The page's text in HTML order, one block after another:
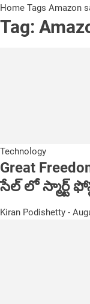
Home Tags Amazon
Tag:
Technology
Great
సేల్ లో స్మార్ట్
Kiran Podishetty -